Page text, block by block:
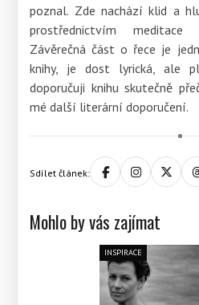
poznal. Zde nachází klid a
prostřednictvím
Závěrečná část o řece je
knihy, je dost lyrická, ale
doporučuji knihu skutečně
mé další literární doporučení.
Sdílet článek:
Mohlo by vás zajímat
INSPIRACE